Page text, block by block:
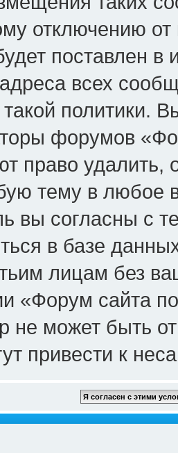
отключению
поставлен в
всех
политики.
форумов
право удалить,
тему в любое
вы согласны с
в базе
лицам без
«Форум сайта
не может быть
привести к